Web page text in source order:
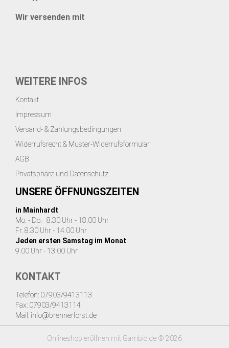
Wir versenden mit
WEITERE INFOS
Kontakt
Impressum
Versand- & Zahlungsbedingungen
Widerrufsrecht & Muster-Widerrufsformular
AGB
Privatsphäre und Datenschutz
UNSERE ÖFFNUNGSZEITEN
in Mainhardt
Mo. - Do. 8.30 Uhr - 18.00 Uhr
Fr. 8.30 Uhr - 14.00 Uhr
Jeden ersten Samstag im Monat
9.00 Uhr - 13.00 Uhr
KONTAKT
Telefon: 07903/9413113
Fax: 07903/9413114
Mail: info@brennerforst.de
Onlineshop eröffnen mit Gambio.de © 2026